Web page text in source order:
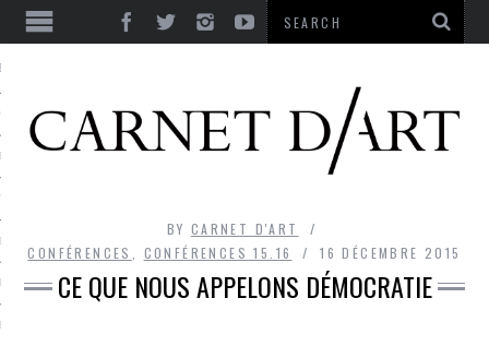
ULTIME
RIRE
DIALOGUE
BY CARNET D'ART
CONFÉRENCES
CONFÉRENCES 15.16 16 DÉCEMBRE 2015
CE QUE NOUS APPELONS DÉMOCRATIE